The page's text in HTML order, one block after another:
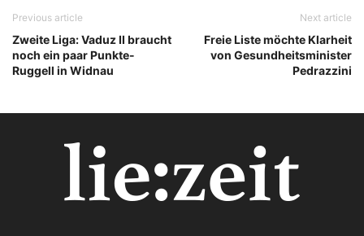
Previous article
Zweite Liga: Vaduz II braucht
noch ein paar Punkte-
Ruggell in Widnau
Next article
Freie Liste möchte Klarheit
von Gesundheitsminister
Pedrazzini